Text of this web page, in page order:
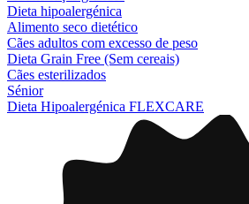
Dieta hipoalergénica
Alimento seco dietético
Cães adultos com excesso de peso
Dieta Grain Free (Sem cereais)
Cães esterilizados
Sénior
Dieta Hipoalergénica FLEXCARE